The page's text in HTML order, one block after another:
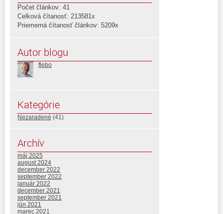
Počet článkov: 41
Celková čítanosť: 213581x
Priemerná čítanosť článkov: 5209x
Autor blogu
flebo
Kategórie
Nezaradené (41)
Archív
máj 2025
august 2024
december 2022
september 2022
január 2022
december 2021
september 2021
jún 2021
marec 2021